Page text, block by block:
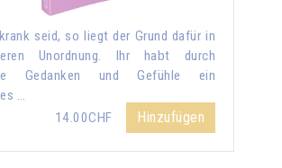
seid, so liegt der Grund dafür in
Unordnung. Ihr habt durch
Gedanken und Gefühle ein
…
14.00CHF
Hinzufügen